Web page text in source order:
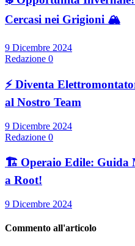
Cercasi nei Grigioni 🏔️
9 Dicembre 2024
Redazione 0
⚡ Diventa
al Nostro Team
9 Dicembre 2024
Redazione 0
🏗️ Operaio Edile: Guida
a Root!
9 Dicembre 2024
Commento all'articolo